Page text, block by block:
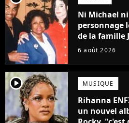
Ni Michael
personnage
de la famille
droit à sa
6 août 2026
player2 MUSIQUE
Rihanna
un nouvel